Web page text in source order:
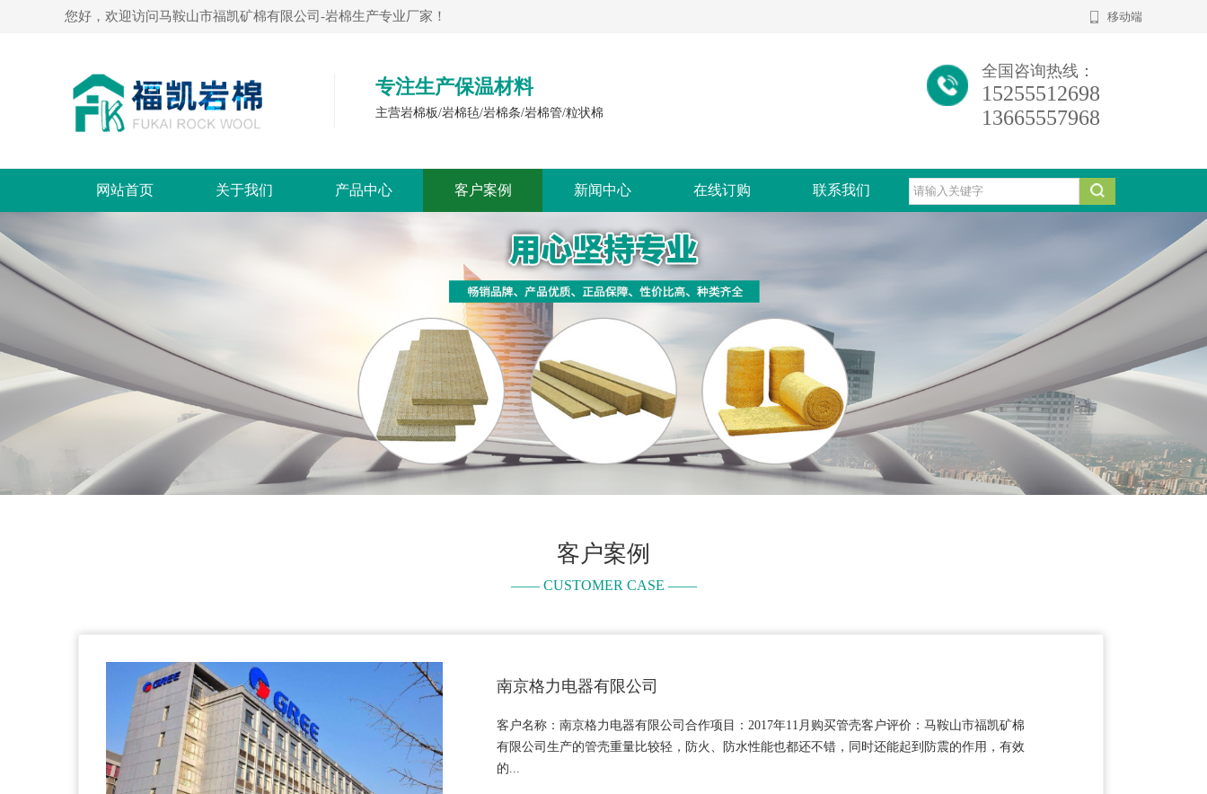
您好，欢迎访问马鞍山市福凯矿棉有限公司-岩棉生产专业厂家！​ 移动端
专注生产保温材料
主营岩棉板/岩棉毡/岩棉条/岩棉管/粒状棉
全国咨询热线：
15255512698
13665557968
网站首页 关于我们 产品中心 客户案例 新闻中心 在线订购 联系我们
客户案例
—— CUSTOMER CASE ——
南京格力电器有限公司
客户名称：南京格力电器有限公司合作项目：2017年11月购买管壳客户评价：马鞍山市福凯矿棉
有限公司生产的管壳重量比较轻，防火、防水性能也都还不错，同时还能起到防震的作用，有效
的...